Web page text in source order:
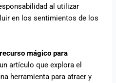
al utilizar
en los sentimientos de los
mágico para
artículo que explora el
herramienta para atraer y